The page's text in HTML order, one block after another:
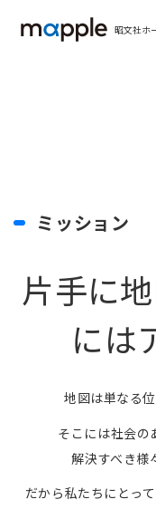
昭文社ホ
ミッション
片手に
には
地図は単なる
そこには社会の
解決すべき様
だから私たちにとっ